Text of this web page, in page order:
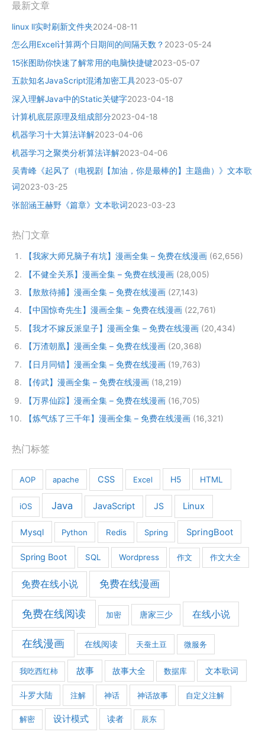
最新文章
linux ll实时刷新文件夹2024-08-11
怎么用Excel计算两个日期间的间隔天数？ 2023-05-24
15张图助你快速了解常用的电脑快捷键2023-05-07
五款知名JavaScript混淆加密工具2023-05-07
深入理解Java中的Static关键字2023-04-18
计算机底层原理及组成部分2023-04-18
机器学习十大算法详解2023-04-06
机器学习之聚类分析算法详解2023-04-06
吴青峰《起风了（电视剧【加油，你是最棒的】主题曲）》文本歌
词2023-03-25
张韶涵王赫野《篇章》文本歌词2023-03-23
热门文章
【我家大师兄脑子有坑】漫画全集 – 免费在线漫画 (62,656)
【不健全关系】漫画全集 – 免费在线漫画 (28,005)
【敖敖待捕】漫画全集 – 免费在线漫画 (27,143)
【中国惊奇先生】漫画全集 – 免费在线漫画 (22,761)
【我才不嫁反派皇子】漫画全集 – 免费在线漫画 (20,434)
【万渣朝凰】漫画全集 – 免费在线漫画 (20,368)
【日月同错】漫画全集 – 免费在线漫画 (19,763)
【传武】漫画全集 – 免费在线漫画 (18,219)
【万界仙踪】漫画全集 – 免费在线漫画 (16,705)
【炼气练了三千年】漫画全集 – 免费在线漫画 (16,321)
热门标签
AOP apache CSS Excel H5 HTML
iOS Java JavaScript JS Linux
Mysql Python Redis Spring SpringBoot
Spring Boot SQL Wordpress 作文 作文大全
免费在线小说 免费在线漫画
免费在线阅读 加密 唐家三少 在线小说
在线漫画 在线阅读 天蚕土豆 微服务
我吃西红柿 故事 故事大全 数据库 文本歌词
斗罗大陆 注解 神话 神话故事 自定义注解
解密 设计模式 读者 辰东